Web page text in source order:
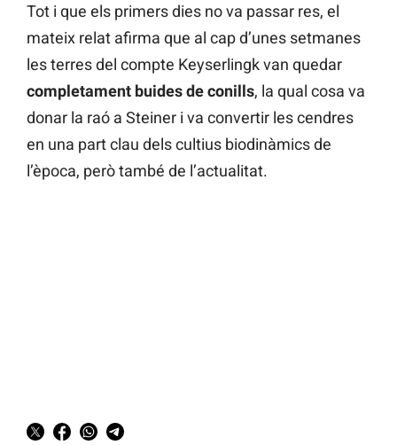
Tot i que els primers dies no va passar res, el
mateix relat afirma que al cap d’unes setmanes
les terres del compte Keyserlingk van quedar
completament buides de conills, la qual cosa va
donar la raó a Steiner i va convertir les cendres
en una part clau dels cultius biodinàmics de
l’època, però també de l’actualitat.